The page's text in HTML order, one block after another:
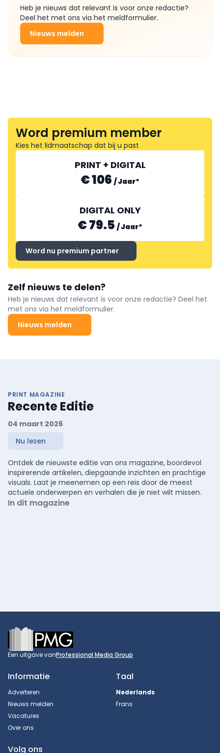
Heb je nieuws dat relevant is voor onze redactie?
Deel het met ons via het meldformulier.
Nieuws melden
Word premium member
Kies het lidmaatschap dat bij u past
PRINT + DIGITAL
€ 106 /Jaar*
DIGITAL ONLY
€ 79.5 /Jaar*
Word nu premium partner
Zelf nieuws te delen?
Heb je nieuws dat relevant is voor onze redactie? Deel het
met ons via het meldformulier.
Nieuws melden
PRINT MAGAZINE
Recente Editie
04 maart 2026
Nu lezen
Ontdek de nieuwste editie van ons magazine, boordevol
inspirerende artikelen, diepgaande inzichten en prachtige
visuals. Laat je meenemen op een reis door de meest
actuele onderwerpen en verhalen die je niet wilt missen.
In dit magazine
Footer
Een uitgave vanProfessional Media Group
Informatie
Adverteren
Nieuws melden
Vacatures
Over ons
Taal
Nederlands
Frans
Volg ons